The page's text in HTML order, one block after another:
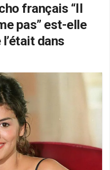
français “Il
pas” est-elle
dans